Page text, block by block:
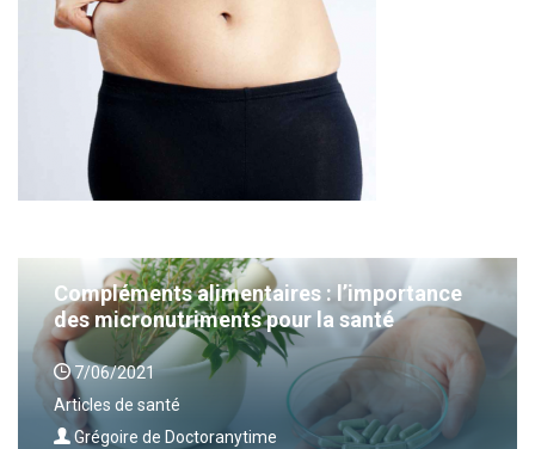
Compléments alimentaires : l’importance
des micronutriments pour la santé
7/06/2021
Articles de santé
Grégoire de Doctoranytime